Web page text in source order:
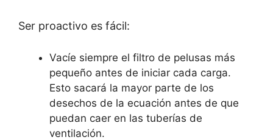
Ser proactivo es fácil:
Vacíe siempre el filtro de pelusas más
pequeño antes de iniciar cada carga.
Esto sacará la mayor parte de los
desechos de la ecuación antes de que
puedan caer en las tuberías de
ventilación.